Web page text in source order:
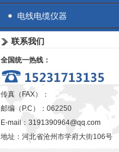
电线电缆仪器
联系我们
全国统一热线：
传真（FAX）：
邮编（P.C）：062250
E-mail： 3191390964@qq.com
地址：河北省沧州市学府大街106号